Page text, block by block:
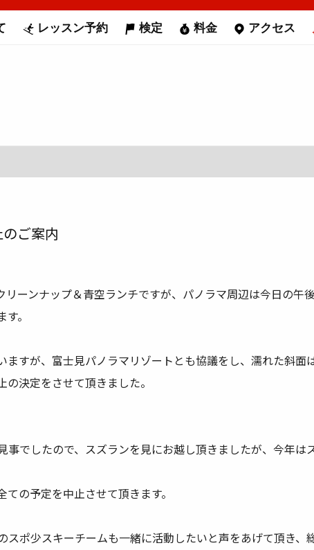
レッスン予約 検定 料金 アクセス
ご案内
ーンナップ＆青空ランチですが、パノラマ周辺は今日の午
。
すが、富士見パノラマリゾートとも協議をし、濡れた斜面
決定をさせて頂きました。
でしたので、スズランを見にお越し頂きましたが、今年は
の予定を中止させて頂きます。
ポ少スキーチームも一緒に活動したいと声をあげて頂き、